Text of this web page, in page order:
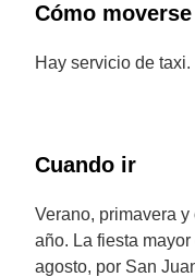
Cómo moverse
Hay servicio de taxi.
Cuando ir
Verano, primavera
año. La fiesta
agosto, por San